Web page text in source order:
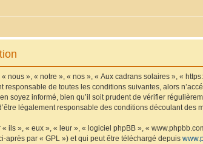
nous », « notre », « nos », « Aux cadrans solaires », «
responsable de toutes les conditions suivantes, alors
soyez informé, bien qu’il soit prudent de vérifier
légalement responsable des conditions découlant des
ils », « eux », « leur », « logiciel phpBB », «
après par « GPL ») et qui peut être téléchargé depuis